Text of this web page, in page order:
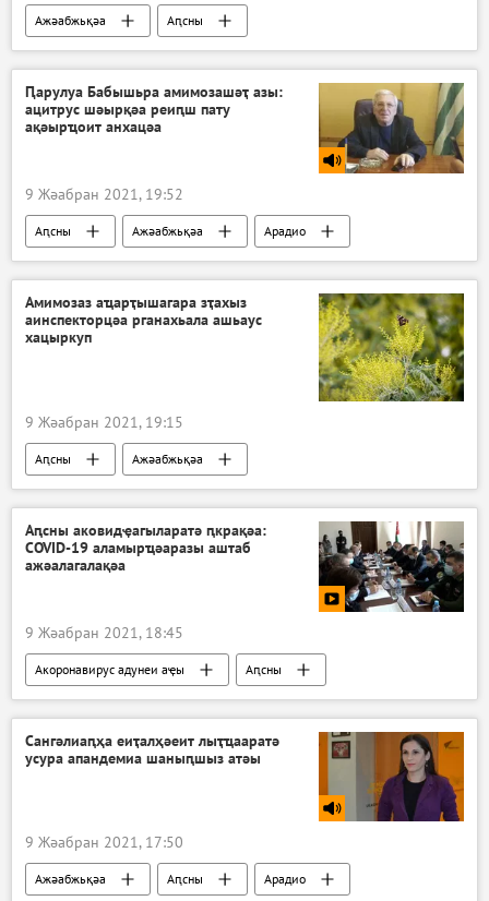
Ажәабжьқәа Аԥсны
Ԥарулуа Бабышьра амимозашәҭ азы:
ацитрус шәырқәа реиԥш пату
ақәырҵоит анхацәа
9 Жәабран 2021, 19:52
Аԥсны Ажәабжьқәа Арадио
Амимозаз аҵарҭышагара зҭахыз
аинспекторцәа рганахьала ашьаус
хацыркуп
9 Жәабран 2021, 19:15
Аԥсны Ажәабжьқәа
Аԥсны аковидҿагыларатә ԥкрақәа:
COVID-19 аламырҵәаразы аштаб
ажәалагалақәа
9 Жәабран 2021, 18:45
Акоронавирус адунеи аҿы
Аԥсны
Авидеонҵамҭақәа
Сангәлиаԥҳа еиҭалҳәеит лыҭҵааратә
усура апандемиа шаныԥшыз атәы
9 Жәабран 2021, 17:50
Ажәабжьқәа Аԥсны Арадио